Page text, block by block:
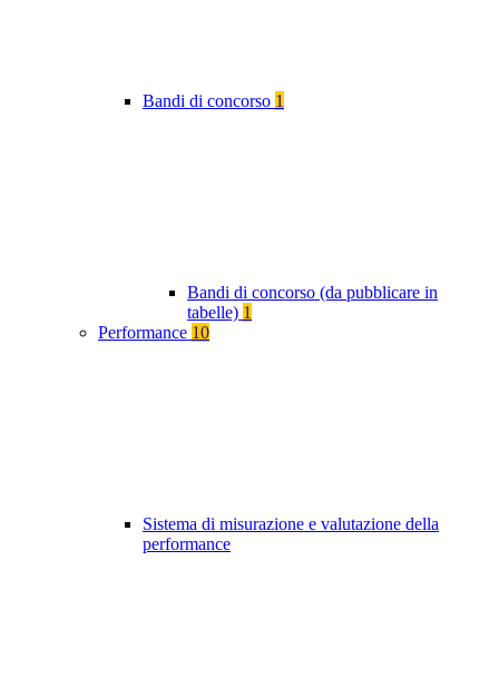
Bandi di concorso 1
Bandi di concorso (da pubblicare in
tabelle) 1
Performance 10
Sistema di misurazione e valutazione della
performance